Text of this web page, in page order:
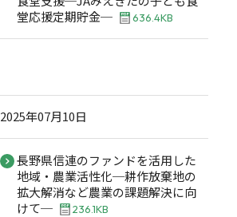
堂応援定期貯金─
636.4KB
2025年07月10日
長野県信連のファンドを活用した
地域・農業活性化─耕作放棄地の
拡大解消など農業の課題解決に向
けて─
236.1KB